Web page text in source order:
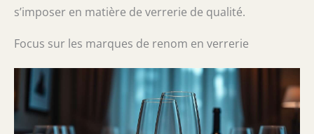
s’imposer en matière de verrerie de qualité.
Focus sur les marques de renom en verrerie